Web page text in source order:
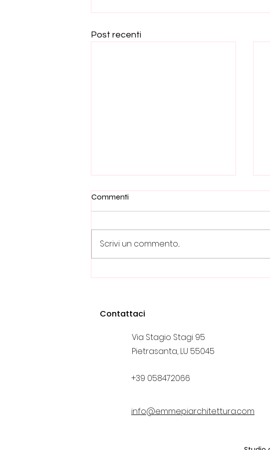
Post recenti
Commenti
Scrivi un commento...
Contattaci
Via Stagio Stagi 95
Pietrasanta, LU 55045
+39 058472066
info@emmepiarchitettura.com